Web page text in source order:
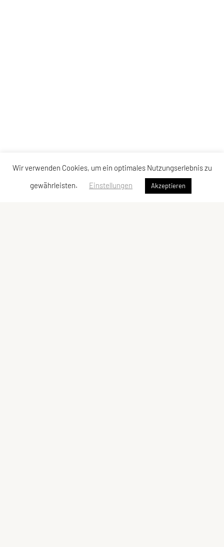
Wir verwenden Cookies, um ein optimales Nutzungserlebnis zu
gewährleisten.
Einstellungen Akzeptieren